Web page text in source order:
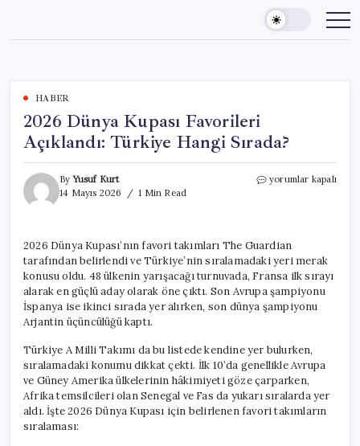
content
HABER
2026 Dünya Kupası Favorileri
Açıklandı: Türkiye Hangi Sırada?
ByYusuf Kurt
14 Mayıs 2026
1 Min Read
2026
Türkiye
Hangi
Sırada?
için
yorumlar kapalı
2026 Dünya Kupası’nın favori takımları The Guardian
tarafından belirlendi ve Türkiye’nin sıralamadaki yeri merak
konusu oldu. 48 ülkenin yarışacağı turnuvada, Fransa ilk sırayı
alarak en güçlü aday olarak öne çıktı. Son Avrupa şampiyonu
İspanya ise ikinci sırada yer alırken, son dünya şampiyonu
Arjantin üçüncülüğü kaptı.
Türkiye A Milli Takımı da bu listede kendine yer bulurken,
sıralamadaki konumu dikkat çekti. İlk 10’da genellikle Avrupa
ve Güney Amerika ülkelerinin hâkimiyeti göze çarparken,
Afrika temsilcileri olan Senegal ve Fas da yukarı sıralarda yer
aldı. İşte 2026 Dünya Kupası için belirlenen favori takımların
sıralaması: